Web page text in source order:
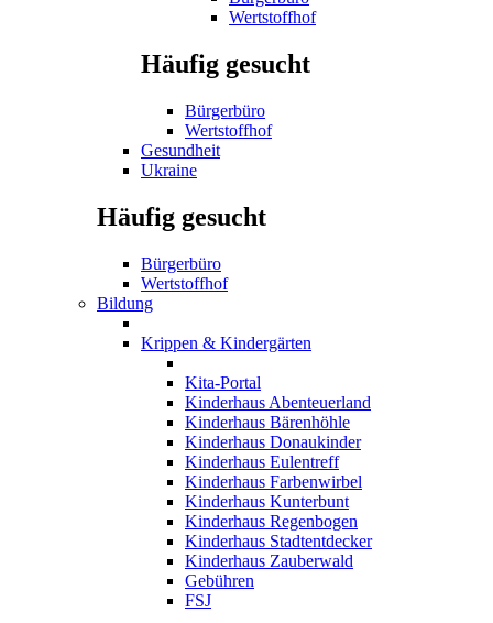
Wertstoffhof
Häufig gesucht
Bürgerbüro
Wertstoffhof
Gesundheit
Ukraine
Häufig gesucht
Bürgerbüro
Wertstoffhof
Bildung
Krippen & Kindergärten
Kita-Portal
Kinderhaus Abenteuerland
Kinderhaus Bärenhöhle
Kinderhaus Donaukinder
Kinderhaus Eulentreff
Kinderhaus Farbenwirbel
Kinderhaus Kunterbunt
Kinderhaus Regenbogen
Kinderhaus Stadtentdecker
Kinderhaus Zauberwald
Gebühren
FSJ